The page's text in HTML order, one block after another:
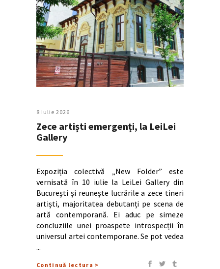
8 Iulie 2026
Zece artiști emergenți, la LeiLei
Gallery
Expoziția colectivă „New Folder” este
vernisată în 10 iulie la LeiLei Gallery din
București și reunește lucrările a zece tineri
artiști, majoritatea debutanți pe scena de
artă contemporană. Ei aduc pe simeze
concluziile unei proaspete introspecții în
universul artei contemporane. Se pot vedea
Continuă lectura >